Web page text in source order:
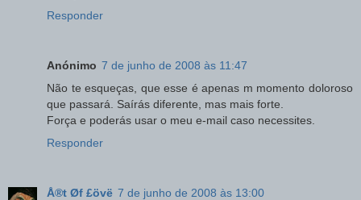
Responder
Anónimo 7 de junho de 2008 às 11:47
Não te esqueças, que esse é apenas m momento doloroso
que passará. Saírás diferente, mas mais forte.
Força e poderás usar o meu e-mail caso necessites.
Responder
Å®t Øf £övë 7 de junho de 2008 às 13:00